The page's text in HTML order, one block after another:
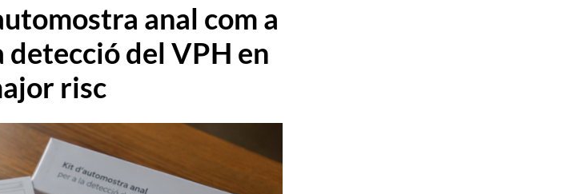
anal com a
detecció del VPH en
risc